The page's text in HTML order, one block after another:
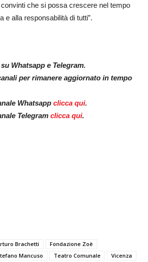
che si possa crescere nel tempo
e alla responsabilità di tutti”.
Whatsapp e Telegram.
per rimanere aggiornato in tempo
Whatsapp clicca qui.
Telegram clicca qui.
Brachetti
Fondazione Zoè
Mancuso Teatro Comunale
Vicenza